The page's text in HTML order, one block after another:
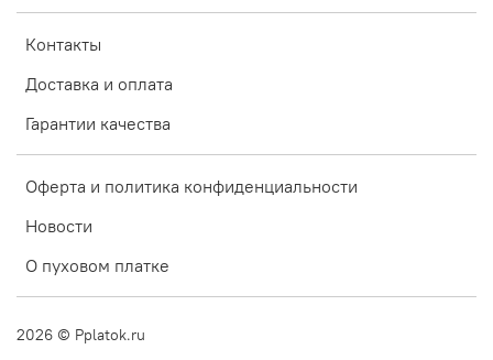
Контакты
Доставка и оплата
Гарантии качества
Оферта и политика конфиденциальности
Новости
О пуховом платке
2026 © Pplatok.ru